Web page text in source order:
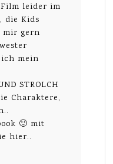
leider im
die Kids
mir gern
ich mein
STROLCH
Charaktere,
🙂 mit
hier..